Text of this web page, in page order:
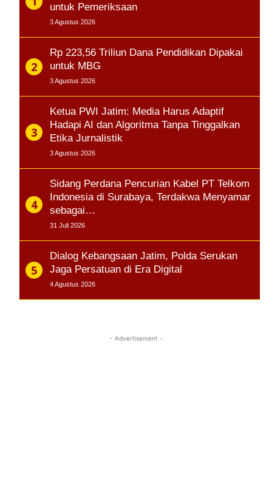
untuk Pemeriksaan
3 Agustus 2026
Rp 223,56 Triliun Dana Pendidikan Dipakai
untuk MBG
3 Agustus 2026
Ketua PWI Jatim: Media Harus Adaptif
Hadapi AI dan Algoritma Tanpa Tinggalkan
Etika Jurnalistik
3 Agustus 2026
Sidang Perdana Pencurian Kabel PT Telkom
Indonesia di Surabaya, Terdakwa Menyamar
sebagai…
31 Juli 2026
Dialog Kebangsaan Jatim, Polda Serukan
Jaga Persatuan di Era Digital
4 Agustus 2026
- Advertisement -